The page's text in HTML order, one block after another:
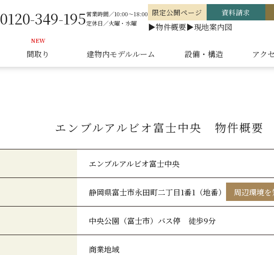
0120-349-195営業時間／10:00～18:00
定休日／火曜・水曜
限定公開ページ 資料請求
▶物件概要▶現地案内図
間取り 建物内モデルルーム 設備・構造 アク
エンブルアルビオ富士中央 物件概要
エンブルアルビオ富士中央
静岡県富士市永田町二丁目1番1（地番） 周辺環境を
中央公園（富士市）バス停 徒歩9分
商業地域